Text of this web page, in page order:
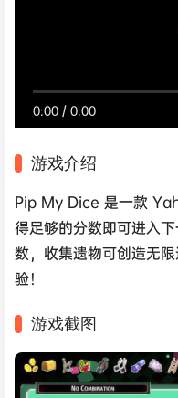
0:00 / 0:00
游戏介绍
Pip My Dice 是一款
得足够的分数即可进入
数，收集遗物可创造无
验！
游戏截图